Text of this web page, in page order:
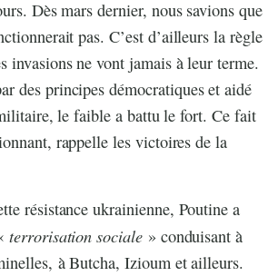
Dès mars dernier, nous savions que
pas. C’est d’ailleurs la règle
invasions ne vont jamais à leur terme.
des principes démocratiques et aidé
le faible a battu le fort. Ce fait
rappelle les victoires de la
résistance ukrainienne, Poutine a
terrorisation sociale» conduisant à
à Butcha, Izioum et ailleurs.